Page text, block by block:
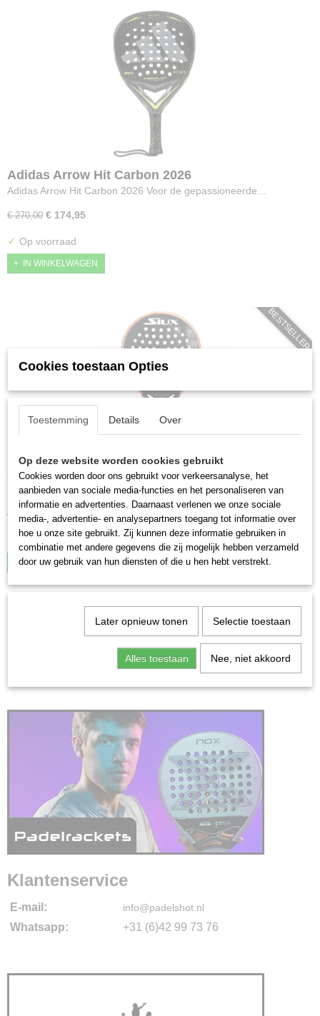
Adidas Arrow Hit Carbon 2026
Adidas Arrow Hit Carbon 2026 Voor de gepassioneerde…
€ 270,00 € 174,95
✓ Op voorraad
IN WINKELWAGEN
BESTSELLER
Siux Spyder 4 Control
Siux Spyder 4 Control De Siux Spyder 4 Control is ontworpen…
€ 349,00 € 89,95
Op voorraad
IN WINKELWAGEN
Padelshot | Padel racket
Klantenservice
E-mail: info@padelshot.nl
Whatsapp: +31 (6)42 99 73 76
Cookies toestaan Opties
Toestemming Details Over
Op deze website worden cookies gebruikt
Cookies worden door ons gebruikt voor verkeersanalyse, het
aanbieden van sociale media-functies en het personaliseren van
informatie en advertenties. Daarnaast verlenen we onze sociale
media-, advertentie- en analysepartners toegang tot informatie over
hoe u onze site gebruikt. Zij kunnen deze informatie gebruiken in
combinatie met andere gegevens die zij mogelijk hebben verzameld
door uw gebruik van hun diensten of die u hen hebt verstrekt.
Later opnieuw tonen Selectie toestaan
Alles toestaan Nee, niet akkoord